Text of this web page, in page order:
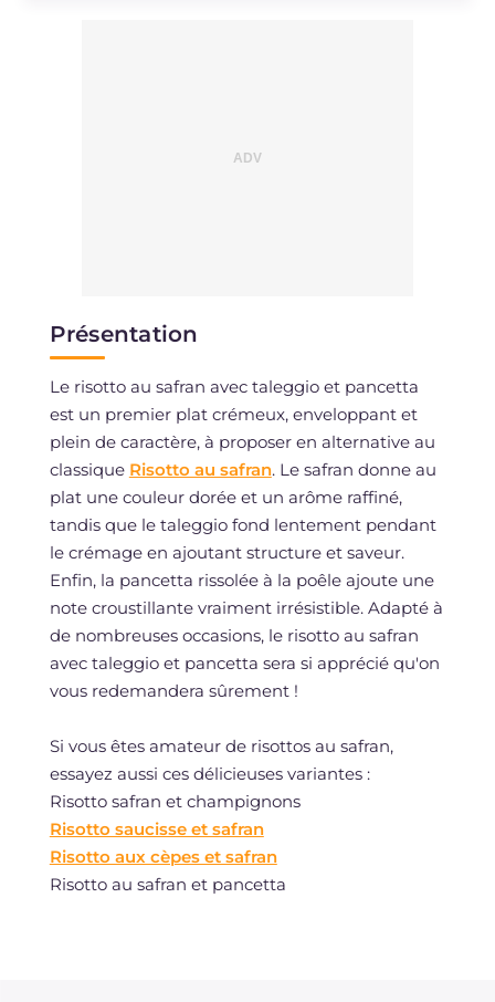
Présentation
Le risotto au safran avec taleggio et pancetta
est un premier plat crémeux, enveloppant et
plein de caractère, à proposer en alternative au
classique Risotto au safran. Le safran donne au
plat une couleur dorée et un arôme raffiné,
tandis que le taleggio fond lentement pendant
le crémage en ajoutant structure et saveur.
Enfin, la pancetta rissolée à la poêle ajoute une
note croustillante vraiment irrésistible. Adapté à
de nombreuses occasions, le risotto au safran
avec taleggio et pancetta sera si apprécié qu'on
vous redemandera sûrement !
Si vous êtes amateur de risottos au safran,
essayez aussi ces délicieuses variantes :
Risotto safran et champignons
Risotto saucisse et safran
Risotto aux cèpes et safran
Risotto au safran et pancetta